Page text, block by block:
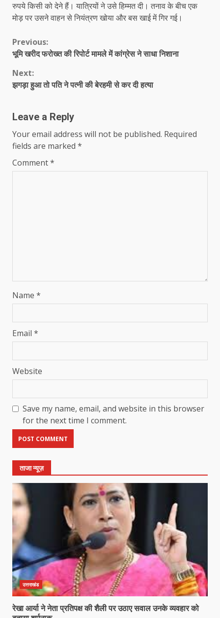
रुपये किसी को देने हैं। यात्रियों ने उसे हिम्मत दी। तनाव के बीच एक
मोड़ पर उसने वाहन से नियंत्रण खोया और बस खाई में गिर गई।
Continue
Previous:
भूमि खरीद फरोख्त की रिपोर्ट मामले में कांग्रेस ने साधा निशाना
Next:
झगड़ा हुआ तो पति ने पत्नी की बेरहमी से कर दी हत्या
Leave a Reply
Your email address will not be published. Required
fields are marked *
Comment*
Name *
Email *
Website
Save my name, email, and website in this browser
for the next time I comment.
ताजा न्यूज़
उत्तराखंड
रेखा आर्या ने नेता प्रतिपक्ष की शैली पर उठाए सवाल उनके व्यवहार को